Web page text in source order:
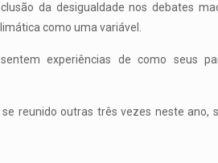
da desigualdade nos debates
como uma variável.
experiências de como seus
reunido outras três vezes neste ano,